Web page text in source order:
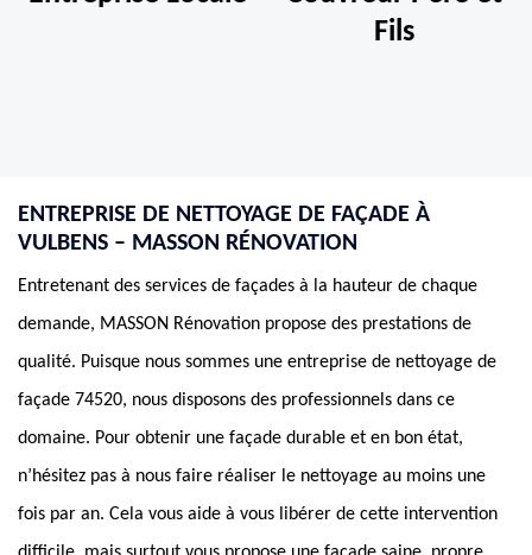
Fils
ENTREPRISE DE NETTOYAGE DE FAÇADE À
VULBENS – MASSON RÉNOVATION
Entretenant des services de façades à la hauteur de chaque
demande, MASSON Rénovation propose des prestations de
qualité. Puisque nous sommes une entreprise de nettoyage de
façade 74520, nous disposons des professionnels dans ce
domaine. Pour obtenir une façade durable et en bon état,
n’hésitez pas à nous faire réaliser le nettoyage au moins une
fois par an. Cela vous aide à vous libérer de cette intervention